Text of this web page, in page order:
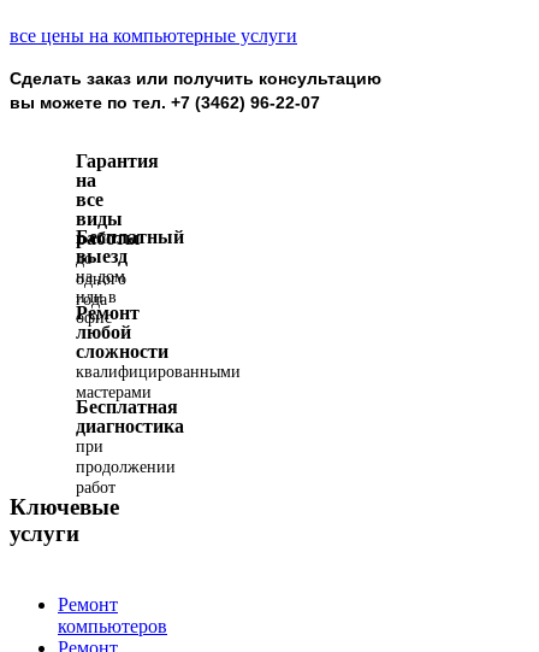
все цены на компьютерные услуги
Сделать заказ или получить консультацию
вы можете по тел. +7 (3462) 96-22-07
Гарантия
на
все
виды
работы
до
одного
года
Бесплатный
выезд
на дом
или в
офис
Ремонт
любой
сложности
квалифицированными
мастерами
Бесплатная
диагностика
при
продолжении
работ
Ключевые
услуги
Ремонт
компьютеров